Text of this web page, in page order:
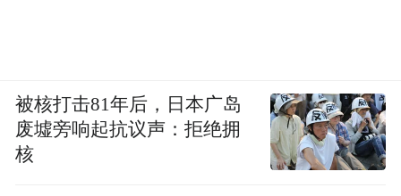
被核打击81年后，日本广岛
废墟旁响起抗议声：拒绝拥
核